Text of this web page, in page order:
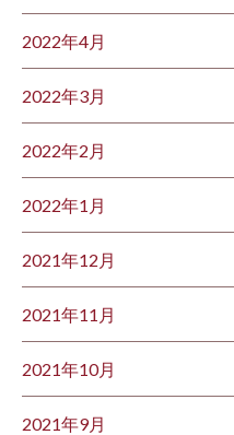
2022年4月
2022年3月
2022年2月
2022年1月
2021年12月
2021年11月
2021年10月
2021年9月